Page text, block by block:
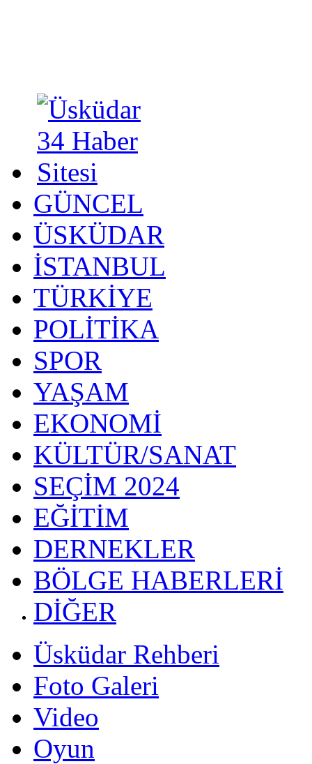
GÜNCEL
ÜSKÜDAR
İSTANBUL
TÜRKİYE
POLİTİKA
SPOR
YAŞAM
EKONOMİ
KÜLTÜR/SANAT
SEÇİM 2024
EĞİTİM
DERNEKLER
BÖLGE HABERLERİ
DİĞER
Üsküdar Rehberi
Foto Galeri
Video
Oyun